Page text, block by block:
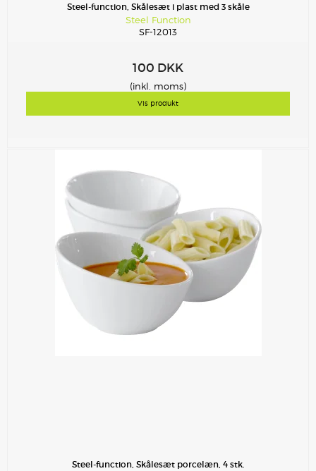
Steel-function, Skålesæt i plast med 3 skåle
Steel Function
SF-12013
100 DKK
(inkl. moms)
Vis produkt
Steel-function, Skålesæt porcelæn, 4 stk.